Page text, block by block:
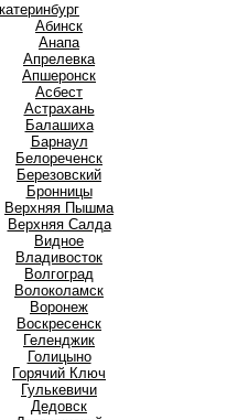
Абинск
Анапа
Апрелевка
Апшеронск
Асбест
Астрахань
Балашиха
Барнаул
Белореченск
Березовский
Бронницы
Верхняя Пышма
Верхняя Салда
Видное
Владивосток
Волгоград
Волоколамск
Воронеж
Воскресенск
Геленджик
Голицыно
Горячий Ключ
Гулькевичи
Дедовск